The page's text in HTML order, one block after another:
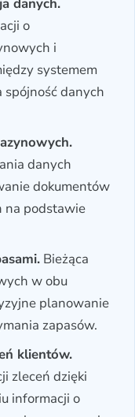
o
i
systemem
danych
danych
dokumentów
na podstawie
Bieżąca
w obu
planowanie
zapasów.
klientów.
zleceń dzięki
informacji o